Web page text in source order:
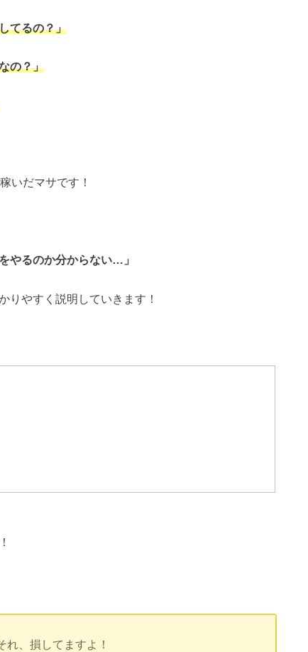
てるの？」
の？」
いだマサです！
やるのか分からない…」
りやすく説明していきます！
、損してますよ！